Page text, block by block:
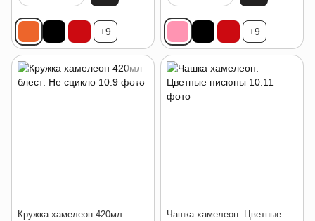
+9 +9
Кружка хамелеон 420мл
Чашка хамелеон: Цветные